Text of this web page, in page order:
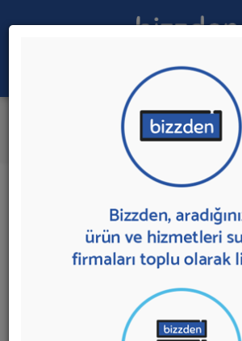
Ara:
Çağrı Merkezi Hizmeti 2
0 sonuç bulundu.